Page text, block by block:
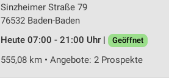
Sinzheimer Straße 79
76532 Baden-Baden
Heute 07:00 - 21:00 Uhr |
Geöffnet
555,08 km • Angebote: 2 Prospekte